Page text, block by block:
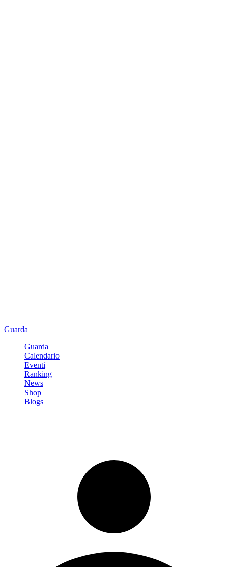
Guarda
Guarda
Calendario
Eventi
Ranking
News
Shop
Blogs